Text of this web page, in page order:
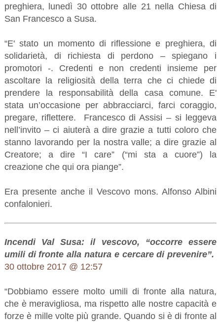
preghiera, lunedì 30 ottobre alle 21 nella Chiesa di
San Francesco a Susa.
“E' stato un momento di riflessione e preghiera, di
solidarietà, di richiesta di perdono – spiegano i
promotori -. Credenti e non credenti insieme per
ascoltare la religiosità della terra che ci chiede di
prendere la responsabilità della casa comune. E'
stata un’occasione per abbracciarci, farci coraggio,
pregare, riflettere. Francesco di Assisi – si leggeva
nell’invito – ci aiuterà a dire grazie a tutti coloro che
stanno lavorando per la nostra valle; a dire grazie al
Creatore; a dire “I care” (“mi sta a cuore”) la
creazione che qui ora piange”.
Era presente anche il Vescovo mons. Alfonso Albini
confalonieri.
Incendi Val Susa: il vescovo, “occorre essere
umili di fronte alla natura e cercare di prevenire”.
30 ottobre 2017 @ 12:57
“Dobbiamo essere molto umili di fronte alla natura,
che è meravigliosa, ma rispetto alle nostre capacità e
forze è mille volte più grande. Quando si è di fronte al